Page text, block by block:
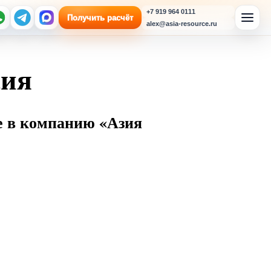
Получить расчёт
+7 919 964 0111
alex@asia-resource.ru
в компанию «Азия